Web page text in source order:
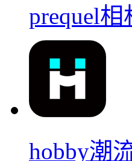
prequel相
hobby潮